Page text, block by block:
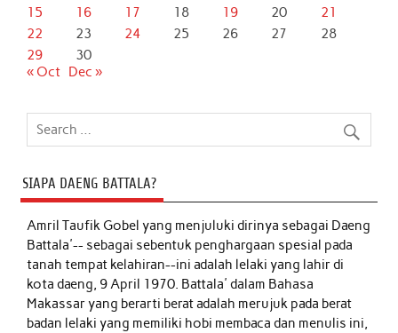
15
16 17 18 19 20
21
22
23 24 25 26 27
28
29
30
« Oct Dec »
SIAPA DAENG BATTALA?
Amril Taufik Gobelyang menjuluki dirinya sebagai Daeng
Battala'-- sebagai sebentuk penghargaan spesial pada
tanah tempat kelahiran--ini adalah lelaki yang lahir di
kota daeng, 9 April 1970. Battala' dalam Bahasa
Makassar yang berarti berat adalah merujuk pada berat
badan lelaki yang memiliki hobi membaca dan menulis ini,